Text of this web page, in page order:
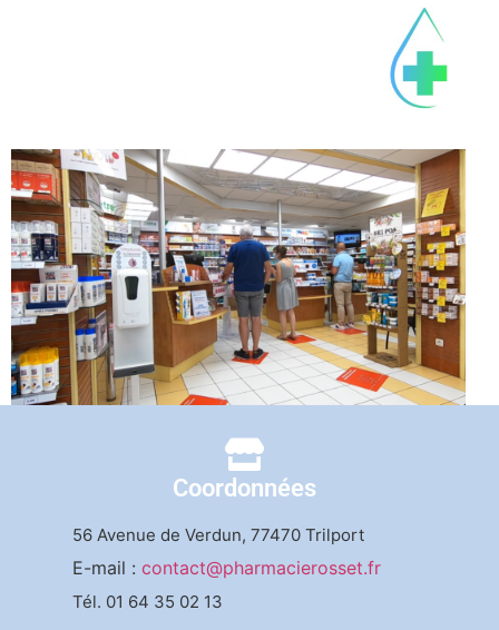
Coordonnées
56 Avenue de Verdun, 77470 Trilport
E-mail : contact@pharmacierosset.fr
Tél. 01 64 35 02 13